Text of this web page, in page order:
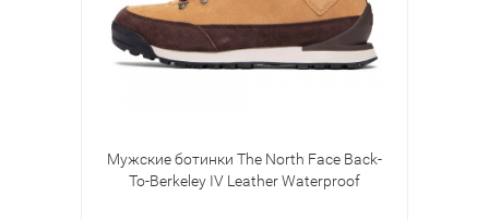
Мужские ботинки The North Face Back-
To-Berkeley IV Leather Waterproof